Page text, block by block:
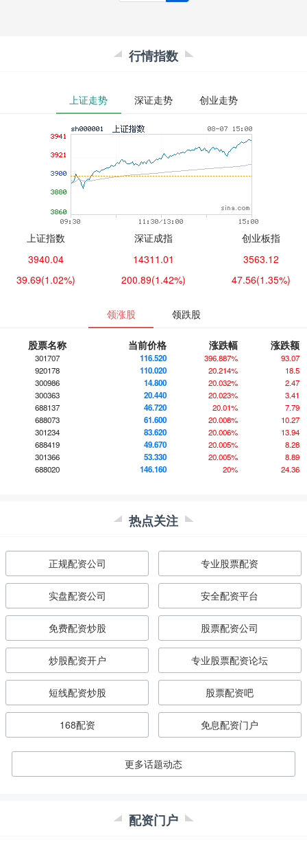
行情指数
上证走势 深证走势 创业走势
上证指数
3940.04
39.69(1.02%)
深证成指
14311.01
200.89(1.42%)
创业板指
3563.12
47.56(1.35%)
领涨股 领跌股
股票名称 当前价格 涨跌幅 涨跌额
301707 116.520 396.887%
93.07
920178
110.020 20.214%
18.5
300986
14.800 20.032%
2.47
300363
20.440 20.023%
3.41
688137
46.720 20.01%
7.79
688073
61.600 20.008%
10.27
301234
83.620 20.006%
13.94
688419
49.670 20.005%
8.28
301366
53.330 20.005%
8.89
688020
146.160 20% 24.36
热点关注
正规配资公司 专业股票配资
实盘配资公司 安全配资平台
免费配资炒股 股票配资公司
炒股配资开户 专业股票配资论坛
短线配资炒股 股票配资吧
168配资 免息配资门户
更多话题动态
配资门户